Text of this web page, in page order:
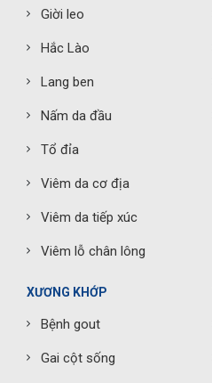
Giời leo
Hắc Lào
Lang ben
Nấm da đầu
Tổ đỉa
Viêm da cơ địa
Viêm da tiếp xúc
Viêm lỗ chân lông
XƯƠNG KHỚP
Bệnh gout
Gai cột sống